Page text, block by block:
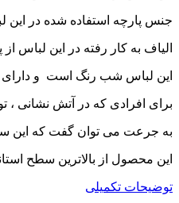
جنس پارچه استفاده شده در این
الیاف به کار رفته در این لباس
این لباس شب رنگ است و دارای
برای افرادی که در آتش نشانی ،
به جرعت می توان گفت که این
این محصول از بالاترین سطح
توضیحات تکمیلی